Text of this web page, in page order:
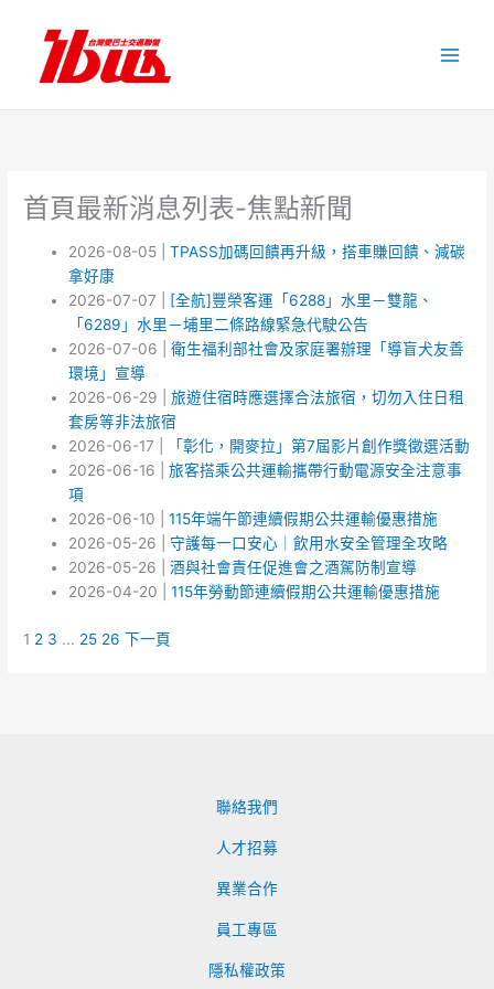
內
首頁最新消息列表-焦點新聞
2026-08-05 |TPASS加碼回饋再升級，搭車賺回饋、減碳
拿好康
2026-07-07 |
[全航]豐榮客運「6288」水里－雙龍、
「6289」水里－埔里二條路線緊急代駛公告
2026-07-06 |衛生福利部社會及家庭署辦理「導盲犬友善
環境」宣導
2026-06-29 |旅遊住宿時應選擇合法旅宿，切勿入住日租
套房等非法旅宿
2026-06-17 |
「彰化，開麥拉」第7屆影片創作獎徵選活動
2026-06-16 |旅客搭乘公共運輸攜帶行動電源安全注意事
項
2026-06-10 |115年端午節連續假期公共運輸優惠措施
2026-05-26 |守護每一口安心｜飲用水安全管理全攻略
2026-05-26 |酒與社會責任促進會之酒駕防制宣導
2026-04-20 |115年勞動節連續假期公共運輸優惠措施
1 2 3 ... 25 26 下一頁
聯絡我們
人才招募
異業合作
員工專區
隱私權政策